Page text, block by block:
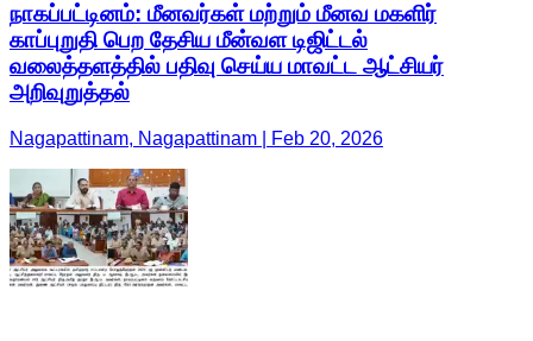
நாகப்பட்டினம்: மீனவர்கள் மற்றும் மீனவ மகளிர்
காப்புறுதி பெற தேசிய மீன்வள டிஜிட்டல்
வலைத்தளத்தில் பதிவு செய்ய மாவட்ட ஆட்சியர்
அறிவுறுத்தல்
Nagapattinam, Nagapattinam | Feb 20, 2026